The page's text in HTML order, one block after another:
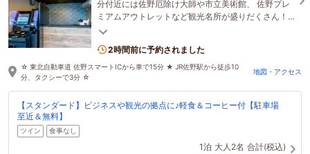
分付近には佐野厄除け大師や市立美術館、 佐野プレ
ミアムアウトレットなど観光名所が盛りだくさん！
観光からショッピングまで存分にお楽しみください♪
2時間前に予約されました
☆ 東北自動車道 佐野スマートICから車で15分 ★ JR佐野駅から徒歩10
分、タクシーで3分 ☆
地図・アクセス
【スタンダード】ビジネスや観光の拠点に♪軽食＆コーヒー付【駐車場
至近＆無料】
ツイン 食事なし
1泊 大人2名 合計(税込)